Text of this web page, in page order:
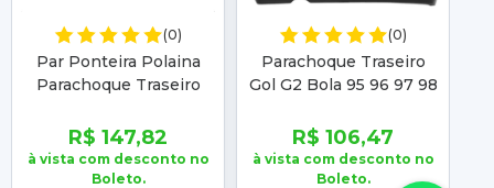
(0)
Par Ponteira Polaina
Parachoque Traseiro
R$ 147,82
à vista com desconto no
Boleto.
(0)
Parachoque Traseiro
Gol G2 Bola 95 96 97 98
R$ 106,47
à vista com desconto no
Boleto.